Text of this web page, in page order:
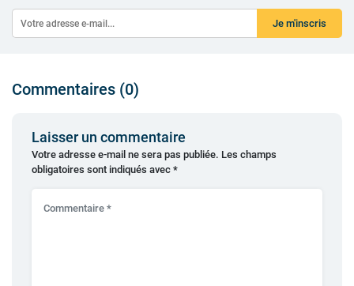
Je m'inscris
Commentaires (0)
Laisser un commentaire
Votre adresse e-mail ne sera pas publiée. Les champs
obligatoires sont indiqués avec *